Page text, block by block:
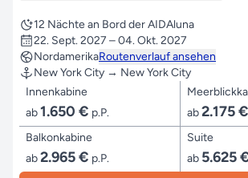
12 Nächte an Bord der AIDAluna
22. Sept. 2027 – 04. Okt. 2027
NordamerikaRoutenverlauf ansehen
New York City → New York City
Innenkabine
ab1.650 € p.P.
ab2.175 €
Balkonkabine
ab2.965 € p.P.
Suite
ab 5.625